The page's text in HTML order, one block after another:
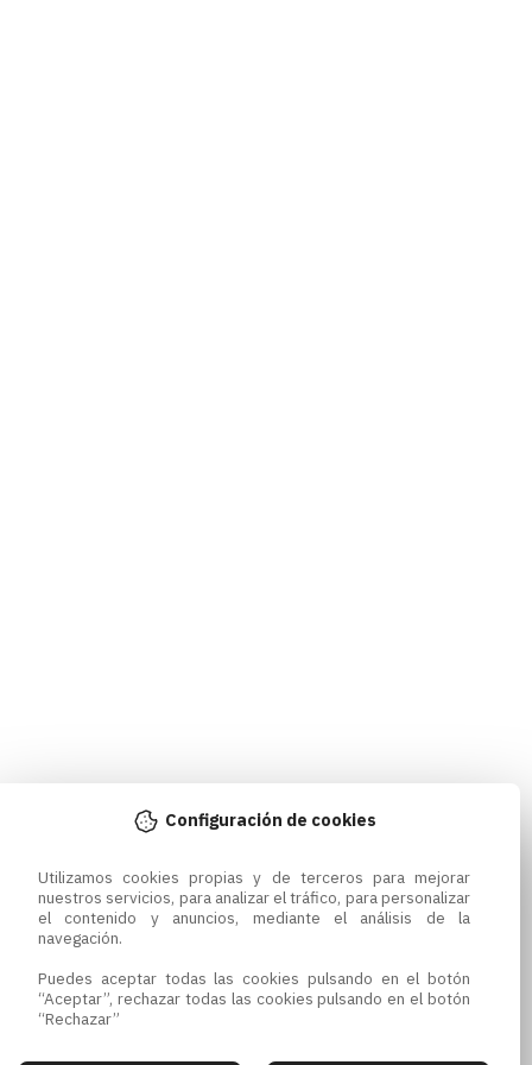
Configuración de cookies
Utilizamos cookies propias y de terceros para mejorar
nuestros servicios, para analizar el tráfico, para personalizar
el contenido y anuncios, mediante el análisis de la
navegación.
Puedes aceptar todas las cookies pulsando en el botón
“Aceptar”, rechazar todas las cookies pulsando en el botón
“Rechazar”